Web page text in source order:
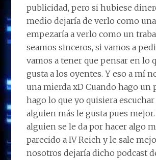
publicidad, pero si hubiese
medio dejaría de verlo como
empezaría a verlo como un
seamos sinceros, si vamos a
vamos a tener que pensar en lo
gusta a los oyentes. Y eso a mí
una mierda xD Cuando hago un
hago lo que yo quisiera escuchar
alguien más le gusta pues mejor.
alguien se le da por hacer algo
parecido a IV Reich y le sale
nosotros dejaría dicho podcast